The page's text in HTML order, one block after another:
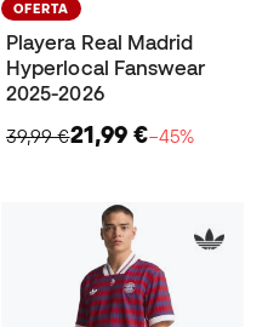
OFERTA
Playera Real Madrid
Hyperlocal Fanswear
2025-2026
39,99 €21,99 €−45%